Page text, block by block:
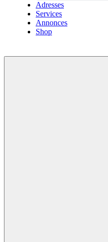
Adresses
Services
Annonces
Shop